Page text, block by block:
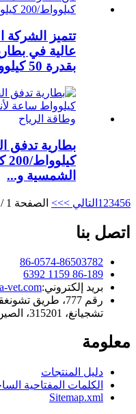
تتميز الشركة
عالية في
بقدرة 50 كيلوواط/200 كيلوواط ساعة...
الشمسية و...
1 23456 التالي >>> الصفحة 1 / 6
اتصل بنا
86-0574-86503782
86-189 1159 6392
بريد إلكتروني:vet.com
رقم 777، طريق
تشجيانغ، 315201، الصين
معلومة
دليل المنتجات
الكلمات المفتاحية
Sitemap.xml